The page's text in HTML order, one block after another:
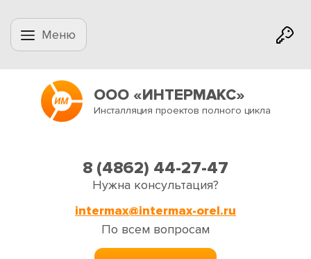
Меню
ООО «ИНТЕРМАКС»
Инсталляция проектов полного цикла
8 (4862) 44-27-47
Нужна консультация?
intermax@intermax-orel.ru
По всем вопросам